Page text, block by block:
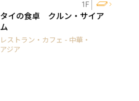
1F
タイの食卓 クルン・サイア
ム
レストラン・カフェ - 中華・
アジア